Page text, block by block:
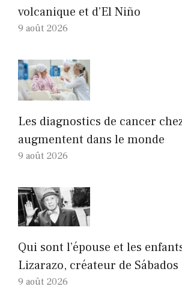
volcanique et d’El Niño
9 août 2026
Les diagnostics de cancer
augmentent dans le monde
9 août 2026
Qui sont l’épouse et les
Lizarazo, créateur de Sábados
9 août 2026